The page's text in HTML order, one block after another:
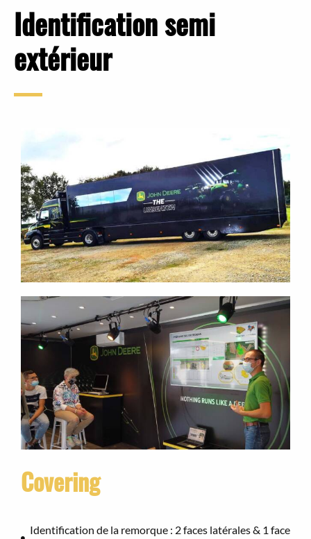
Identification semi
extérieur
Covering
Identification de la remorque : 2 faces latérales & 1 face